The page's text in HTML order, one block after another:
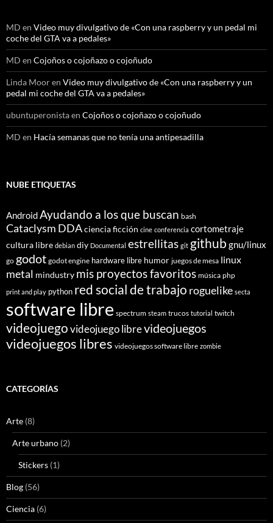
MD en Video muy divulgativo de «Con una raspberry y un pedal mi
coche del GTA va a pedales»
MD en Cojoños o cojoñazo o cojoñudo
Linda Mooren Video muy divulgativo de «Con una raspberry y un
pedal mi coche del GTA va a pedales»
ubuntuperonistaen Cojoños o cojoñazo o cojoñudo
MD en Hacía semanas que no tenía una antipesadilla
NUBE ETIQUETAS
AndroidAyudando a los que buscan bash
Cataclysm DDAciencia ficción cine conferencia cortometraje
cultura libre debian diy Documental estrellitas git github gnu/linux
go godot godot engine hardware libre humor juegos de mesa linux
metal mindustry mis proyectos favoritos música php
print and play python red social de trabajo roguelike secta
software libre spectrum steam trucos tutorial twitch
videojuegovideojuego librevideojuegos
videojuegos libres videojuegos software libre zombie
CATEGORÍAS
Arte (8)
Arte urbano (2)
Stickers (1)
Blog (56)
Ciencia (6)